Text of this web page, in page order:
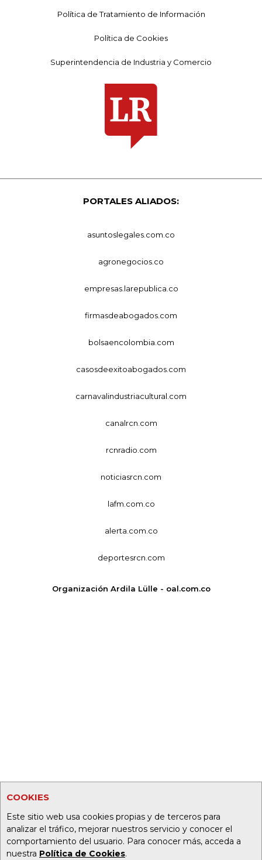
COOKIES
Este sitio web usa cookies propias y de terceros para
analizar el tráfico, mejorar nuestros servicio y conocer el
comportamiento del usuario. Para conocer más, acceda a
nuestra Política de Cookies.
Política de Tratamiento de Información
Política de Cookies
Superintendencia de Industria y Comercio
PORTALES ALIADOS:
asuntoslegales.com.co
agronegocios.co
empresas.larepublica.co
firmasdeabogados.com
bolsaencolombia.com
casosdeexitoabogados.com
carnavalindustriacultural.com
canalrcn.com
rcnradio.com
noticiasrcn.com
lafm.com.co
alerta.com.co
deportesrcn.com
Organización Ardila Lülle - oal.com.co